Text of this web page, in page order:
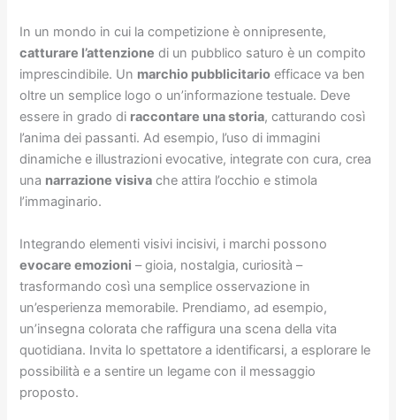
In un mondo in cui la competizione è onnipresente,
catturare l’attenzione di un pubblico saturo è un compito
imprescindibile. Un marchio pubblicitario efficace va ben
oltre un semplice logo o un’informazione testuale. Deve
essere in grado di raccontare una storia, catturando così
l’anima dei passanti. Ad esempio, l’uso di immagini
dinamiche e illustrazioni evocative, integrate con cura, crea
una narrazione visiva che attira l’occhio e stimola
l’immaginario.
Integrando elementi visivi incisivi, i marchi possono
evocare emozioni – gioia, nostalgia, curiosità –
trasformando così una semplice osservazione in
un’esperienza memorabile. Prendiamo, ad esempio,
un’insegna colorata che raffigura una scena della vita
quotidiana. Invita lo spettatore a identificarsi, a esplorare le
possibilità e a sentire un legame con il messaggio
proposto.